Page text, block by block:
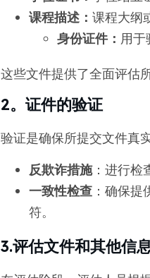
课程描述： 课程大纲
身份证件： 用于
这些文件提供了全面评估
2。证件的验证
验证是确保所提交文件真
反欺诈措施：进行检
一致性检查：确保提
符。
3.评估文件和其他信